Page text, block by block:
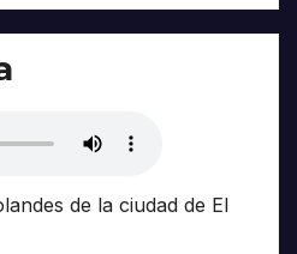
de la ciudad de El